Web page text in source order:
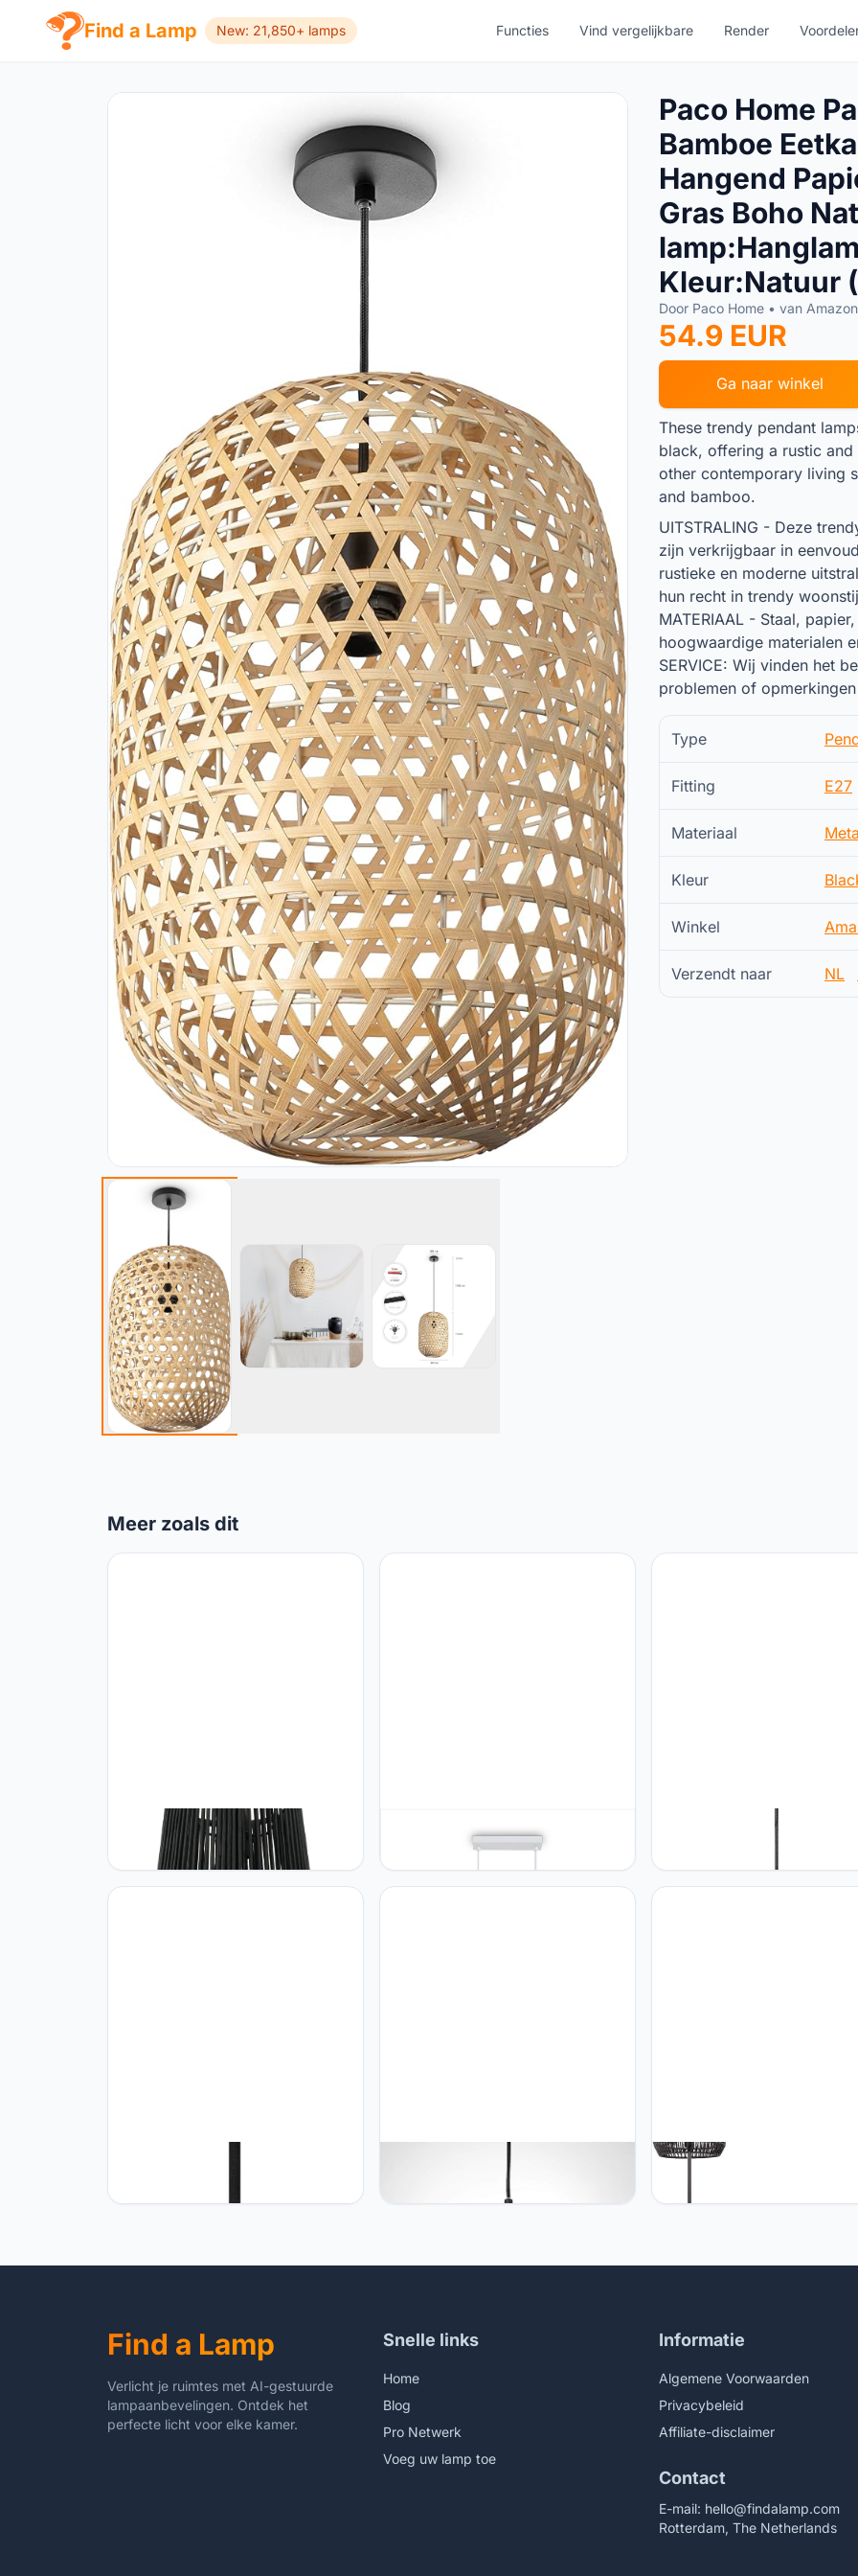
Find a Lamp New: 21,850+ lamps Functies Vind vergelijkbare Render
Paco Home
Bamboe
Hangend
Gras Boho
Kleur:Natuur
Door Paco Home • van Amazon
54.9 EUR
Ga naar winkel
These trendy pendant
black, offering a rustic
other contemporary living
and bamboo.
UITSTRALING - Deze
zijn verkrijgbaar in
rustieke en moderne
hun recht in trendy
MATERIAAL - Staal,
hoogwaardige materialen
SERVICE: Wij vinden het
problemen of
Type
Fitting E27
Materiaal
Kleur
Winkel
Verzendt naar NL
Meer zoals dit
Paco Home Paco Home LED
Hanglamp Woonkamer Hanglamp
Eetkamer Keuken Deco Vintage
Rieten Look Boho Natuur E27, Soort
Paco Home Paco Home LED
Hanglamp Wandlamp Plafondlamp
Woonkamer Eetkamer Slaapkamer
Modern Design Uni Lampenkap Stof
Paco Home Paco Home
Pendellamp Rotan Korf Lamp
Eetkamer Armatuur Papier E27,
Eettafel Modern Hanglamp E27,
Paco Home Paco Home -
pendellamp, E27, lamp voor
woonkamer eetkamer keuken, in
Paco Home Paco Home
rotan look boho mand
Find a Lamp
Verlicht je ruimtes met AI-gestuurde
lampaanbevelingen. Ontdek het
perfecte licht voor elke kamer.
Snelle links
Home
Blog
Pro Netwerk
Voeg uw lamp toe
Informatie
Algemene Voorwaarden
Privacybeleid
Affiliate-disclaimer
Contact
E-mail: hello@findalamp.com
Rotterdam, The Netherlands